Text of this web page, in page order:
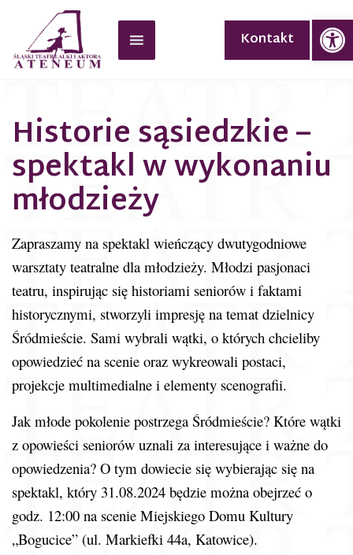
Kontakt
Historie sąsiedzkie –
spektakl w wykonaniu
młodzieży
Zapraszamy na spektakl wieńczący dwutygodniowe
warsztaty teatralne dla młodzieży. Młodzi pasjonaci
teatru, inspirując się historiami seniorów i faktami
historycznymi, stworzyli impresję na temat dzielnicy
Śródmieście. Sami wybrali wątki, o których chcieliby
opowiedzieć na scenie oraz wykreowali postaci,
projekcje multimedialne i elementy scenografii.
Jak młode pokolenie postrzega Śródmieście? Które wątki
z opowieści seniorów uznali za interesujące i ważne do
opowiedzenia? O tym dowiecie się wybierając się na
spektakl, który 31.08.2024 będzie można obejrzeć o
godz. 12:00 na scenie Miejskiego Domu Kultury
„Bogucice” (ul. Markiefki 44a, Katowice).